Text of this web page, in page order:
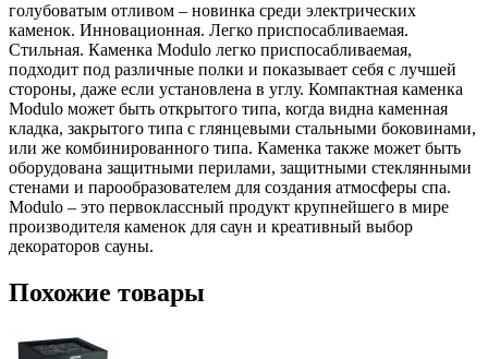
голубоватым отливом – новинка среди электрических
каменок. Инновационная. Легко приспосабливаемая.
Стильная. Каменка Modulo легко приспосабливаемая,
подходит под различные полки и показывает себя с лучшей
стороны, даже если установлена в углу. Компактная каменка
Modulo может быть открытого типа, когда видна каменная
кладка, закрытого типа с глянцевыми стальными боковинами,
или же комбинированного типа. Каменка также может быть
оборудована защитными перилами, защитными стеклянными
стенами и парообразователем для создания атмосферы спа.
Modulo – это первоклассный продукт крупнейшего в мире
производителя каменок для саун и креативный выбор
декораторов сауны.
Похожие товары